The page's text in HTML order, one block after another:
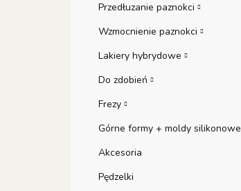
Przedłuzanie paznokci
Wzmocnienie paznokci
Lakiery hybrydowe
Do zdobień
Frezy
Górne formy + moldy silikonowe
Akcesoria
Pędzelki